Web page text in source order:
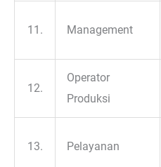
11. Management
12.
Operator
Produksi
13. Pelayanan